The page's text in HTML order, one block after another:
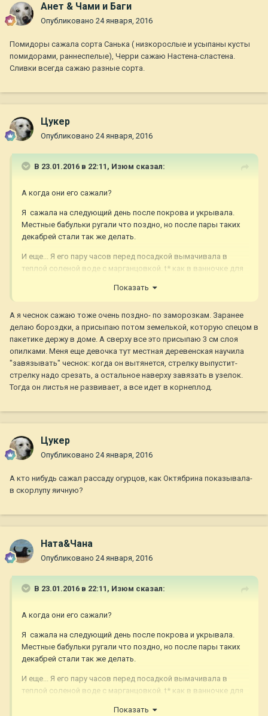
Анет & Чами и Баги
Опубликовано 24 января, 2016
Помидоры сажала сорта Санька ( низкорослые и усыпаны кусты
помидорами, раннеспелые), Черри сажаю Настена-сластена.
Сливки всегда сажаю разные сорта.
Цукер
Опубликовано 24 января, 2016
В 23.01.2016 в 22:11, Изюм сказал:
А когда они его сажали?
Я сажала на следующий день после покрова и укрывала.
Местные бабульки ругали что поздно, но после пары таких
декабрей стали так же делать.
И еще... Я его пару часов перед посадкой вымачивала в
теплой соленой воде с марганцовкой. t* как в ванночке для
потом приходил покупать на посадку..... А вот с луком я так
и не подружилась......
Показать
А я чеснок сажаю тоже очень поздно- по заморозкам. Заранее
делаю бороздки, а присыпаю потом земелькой, которую спецом в
пакетике держу в доме. А сверху все это присыпаю 3 см слоя
опилками. Меня еще девочка тут местная деревенская научила
"завязывать" чеснок: когда он вытянется, стрелку выпустит-
стрелку надо срезать, а остальное наверху завязать в узелок.
Тогда он листья не развивает, а все идет в корнеплод.
Цукер
Опубликовано 24 января, 2016
А кто нибудь сажал рассаду огурцов, как Октябрина показывала-
в скорлупу яичную?
Ната&Чана
Опубликовано 24 января, 2016
В 23.01.2016 в 22:11, Изюм сказал:
А когда они его сажали?
Я сажала на следующий день после покрова и укрывала.
Местные бабульки ругали что поздно, но после пары таких
декабрей стали так же делать.
И еще... Я его пару часов перед посадкой вымачивала в
теплой соленой воде с марганцовкой. t* как в ванночке для
Показать